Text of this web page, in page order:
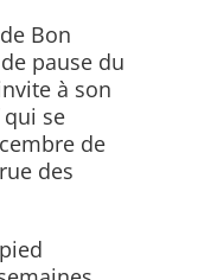
Bon
pause du
à son
se
de
des